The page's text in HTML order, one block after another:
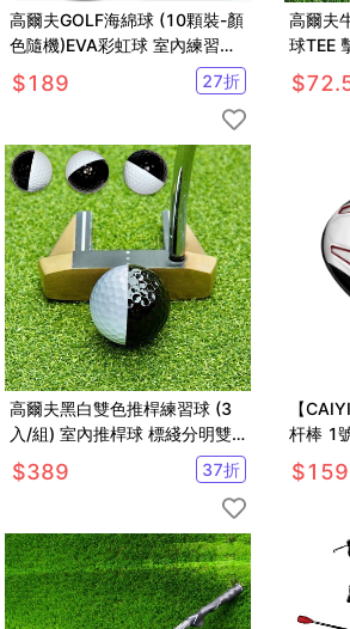
高爾夫GOLF海綿球 (10顆裝-顏
色隨機)EVA彩虹球 室內練習球
揮桿練習【GF08002-10】
$189 27折
高爾夫
球TEE
【
$
高爾夫黑白雙色推桿練習球 (3
入/組) 室內推桿球 標綫分明雙
層球【GF08004-3 】
$389 37折
【
杆棒 1
軟棒
用品
$